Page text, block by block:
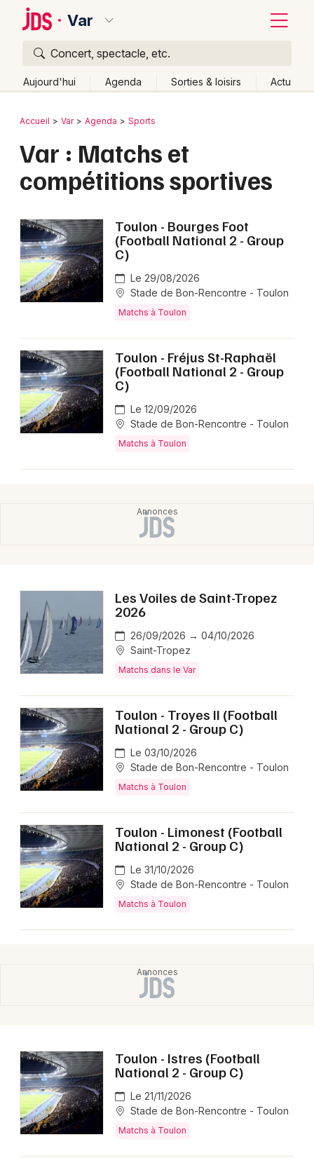
Var
Concert, spectacle, etc.
Aujourd'hui Agenda Sorties & loisirs Actu
Publier un événement
Activité & Expérience
Manifestations
Spectacles
Concerts
Sports
Newsletter des sorties
Artistes en tournée
Actus dans le Var
Magazine dans le Var
83 - Var
Choisir mes départements
Bordeaux
Colmar
Lyon
Marseille
Mulhouse
Nantes
Nice
Paris
Strasbourg
Retour
Accueil Var Agenda Sports
Var : Matchs et
compétitions sportives
Toulon - Bourges Foot
(Football National 2 - Group
C)
Le 29/08/2026
Stade de Bon-Rencontre - Toulon
Matchs à Toulon
Toulon - Fréjus St-Raphaël
(Football National 2 - Group
C)
Le 12/09/2026
Stade de Bon-Rencontre - Toulon
Matchs à Toulon
Les Voiles de Saint-Tropez
2026
26/09/2026 → 04/10/2026
Saint-Tropez
Matchs dans le Var
Toulon - Troyes II (Football
National 2 - Group C)
Le 03/10/2026
Stade de Bon-Rencontre - Toulon
Matchs à Toulon
Toulon - Limonest (Football
National 2 - Group C)
Le 31/10/2026
Stade de Bon-Rencontre - Toulon
Matchs à Toulon
Toulon - Istres (Football
National 2 - Group C)
Le 21/11/2026
Stade de Bon-Rencontre - Toulon
Matchs à Toulon
Quoi ?
Où ?
Près de moi
Changer de lieu
Quand ?
Effacer les dates